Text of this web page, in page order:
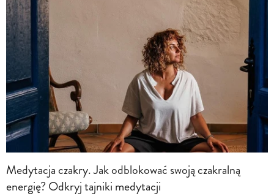
Medytacja czakry. Jak odblokować swoją czakralną
energię? Odkryj tajniki medytacji